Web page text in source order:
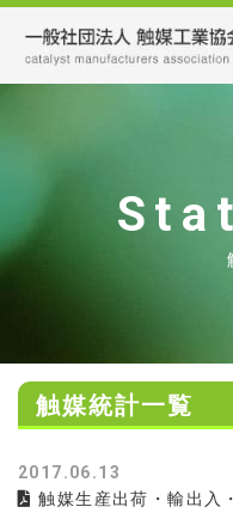
触媒統計一覧
2017.06.13
触媒生産出荷・輸出入